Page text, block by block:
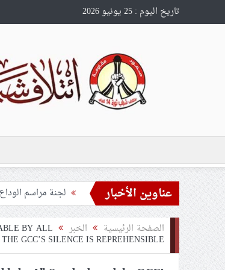
تاريخ اليوم : 25 يونيو 2026
عناوين الأخبار
تحذيرات من
ملفّ إنسانيّ مؤلم..
55 مأتمًا وحسينيّة يعترضون على الإجراءات القمعيّة للنظام في موسم عاشوراء
الصفحة الرئيسية الخبر BY ALL
GCC’S SILENCE IS REPREHENSIBLE